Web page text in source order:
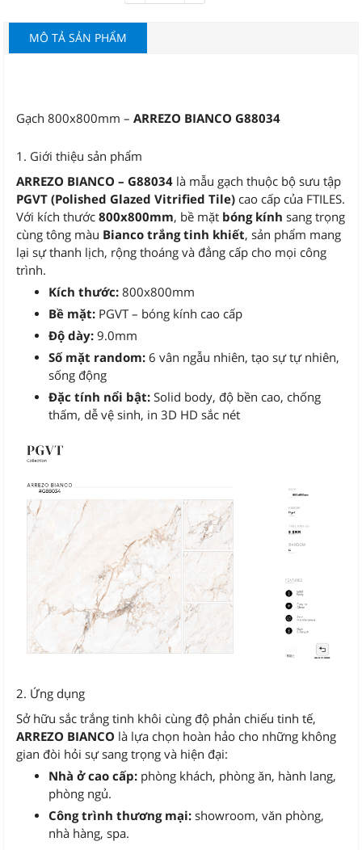
MÔ TẢ SẢN PHẨM
Gạch 800x800mm – ARREZO BIANCO G88034
1. Giới thiệu sản phẩm
ARREZO BIANCO – G88034 là mẫu gạch thuộc bộ sưu tập
PGVT (Polished Glazed Vitrified Tile) cao cấp của FTILES.
Với kích thước 800x800mm, bề mặt bóng kính sang trọng
cùng tông màu Bianco trắng tinh khiết, sản phẩm mang
lại sự thanh lịch, rộng thoáng và đẳng cấp cho mọi công
trình.
Kích thước: 800x800mm
Bề mặt: PGVT – bóng kính cao cấp
Độ dày: 9.0mm
Số mặt random: 6 vân ngẫu nhiên, tạo sự tự nhiên,
sống động
Đặc tính nổi bật: Solid body, độ bền cao, chống
thấm, dễ vệ sinh, in 3D HD sắc nét
2. Ứng dụng
Sở hữu sắc trắng tinh khôi cùng độ phản chiếu tinh tế,
ARREZO BIANCO là lựa chọn hoàn hảo cho những không
gian đòi hỏi sự sang trọng và hiện đại:
Nhà ở cao cấp: phòng khách, phòng ăn, hành lang,
phòng ngủ.
Công trình thương mại: showroom, văn phòng,
nhà hàng, spa.